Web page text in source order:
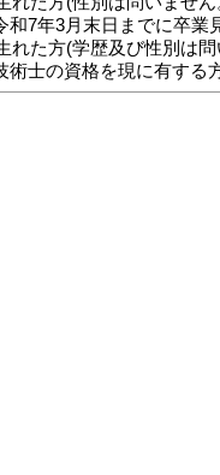
和7年3月末日までに卒業
た方(学歴及び性別は
士の資格を現に有する方